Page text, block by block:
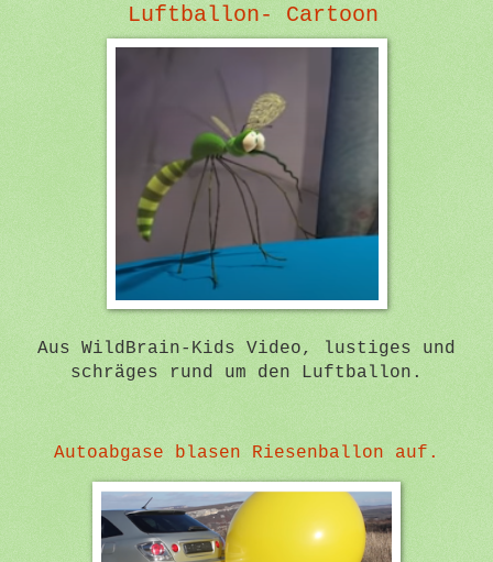
Luftballon- Cartoon
Aus WildBrain-Kids Video, lustiges und
schräges rund um den Luftballon.
Autoabgase blasen Riesenballon auf.